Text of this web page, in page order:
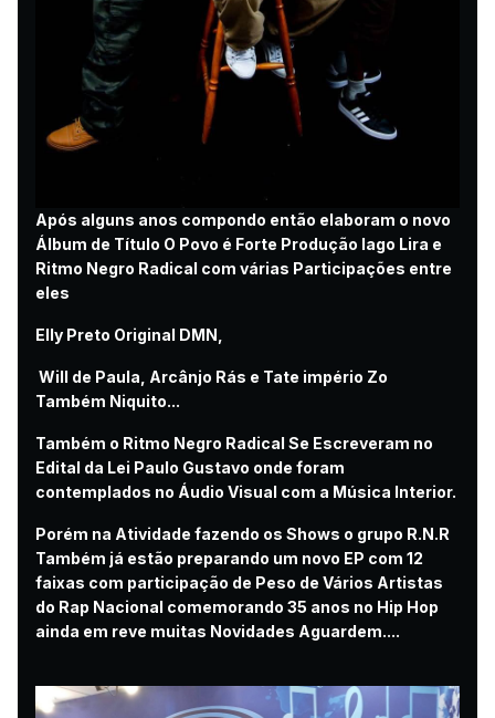
Após alguns anos compondo então elaboram o novo
Álbum de Título O Povo é Forte Produção Iago Lira e
Ritmo Negro Radical com várias Participações entre
eles
Elly Preto Original DMN,
Will de Paula, Arcânjo Rás e Tate império Zo
Também Niquito...
Também o Ritmo Negro Radical Se Escreveram no
Edital da Lei Paulo Gustavo onde foram
contemplados no Áudio Visual com a Música Interior.
Porém na Atividade fazendo os Shows o grupo R.N.R
Também já estão preparando um novo EP com 12
faixas com participação de Peso de Vários Artistas
do Rap Nacional comemorando 35 anos no Hip Hop
ainda em reve muitas Novidades Aguardem....